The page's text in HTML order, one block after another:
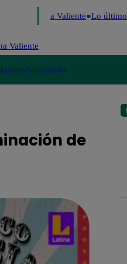
Valentina Valiente Lo último
Valiente
Espectáculos
de